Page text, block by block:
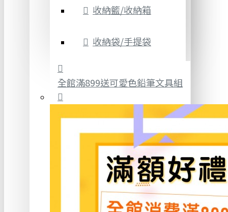
收納籃/收納箱
收納袋/手提袋
全館滿899送可愛色鉛筆文具組